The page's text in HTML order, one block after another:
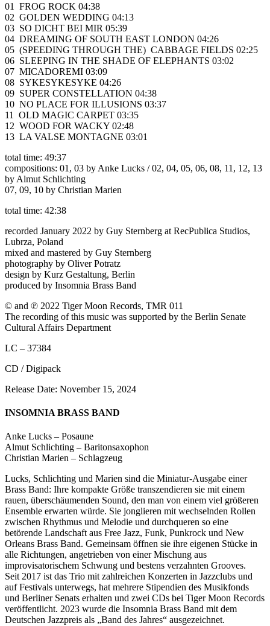
01 FROG ROCK 04:38
02 GOLDEN WEDDING 04:13
03 SO DICHT BEI MIR 05:39
04 DREAMING OF SOUTH EAST LONDON 04:26
05 (SPEEDING THROUGH THE) CABBAGE FIELDS 02:25
06 SLEEPING IN THE SHADE OF ELEPHANTS 03:02
07 MICADOREMI 03:09
08 SYKESYKESYKE 04:26
09 SUPER CONSTELLATION 04:38
10 NO PLACE FOR ILLUSIONS 03:37
11 OLD MAGIC CARPET 03:35
12 WOOD FOR WACKY 02:48
13 LA VALSE MONTAGNE 03:01
total time: 49:37
compositions: 01, 03 by Anke Lucks / 02, 04, 05, 06, 08, 11, 12, 13
by Almut Schlichting
07, 09, 10 by Christian Marien
total time: 42:38
recorded January 2022 by Guy Sternberg at RecPublica Studios,
Lubrza, Poland
mixed and mastered by Guy Sternberg
photography by Oliver Potratz
design by Kurz Gestaltung, Berlin
produced by Insomnia Brass Band
© and ℗ 2022 Tiger Moon Records, TMR 011
The recording of this music was supported by the Berlin Senate
Cultural Affairs Department
LC – 37384
CD / Digipack
Release Date: November 15, 2024
INSOMNIA BRASS BAND
Anke Lucks – Posaune
Almut Schlichting – Baritonsaxophon
Christian Marien – Schlagzeug
Lucks, Schlichting und Marien sind die Miniatur-Ausgabe einer
Brass Band: Ihre kompakte Größe transzendieren sie mit einem
rauen, überschäumenden Sound, den man von einem viel größeren
Ensemble erwarten würde. Sie jonglieren mit wechselnden Rollen
zwischen Rhythmus und Melodie und durchqueren so eine
betörende Landschaft aus Free Jazz, Funk, Punkrock und New
Orleans Brass Band. Gemeinsam öffnen sie ihre eigenen Stücke in
alle Richtungen, angetrieben von einer Mischung aus
improvisatorischem Schwung und bestens verzahnten Grooves.
Seit 2017 ist das Trio mit zahlreichen Konzerten in Jazzclubs und
auf Festivals unterwegs, hat mehrere Stipendien des Musikfonds
und Berliner Senats erhalten und zwei CDs bei Tiger Moon Records
veröffentlicht. 2023 wurde die Insomnia Brass Band mit dem
Deutschen Jazzpreis als „Band des Jahres“ ausgezeichnet.